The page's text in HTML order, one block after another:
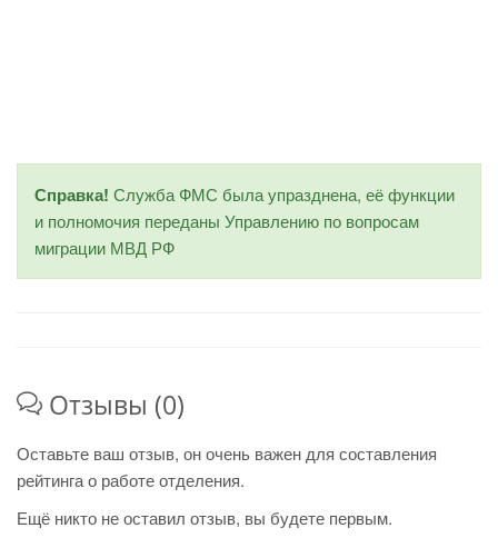
Справка! Служба ФМС была упразднена, её функции
и полномочия переданы Управлению по вопросам
миграции МВД РФ
Отзывы (0)
Оставьте ваш отзыв, он очень важен для составления
рейтинга о работе отделения.
Ещё никто не оставил отзыв, вы будете первым.